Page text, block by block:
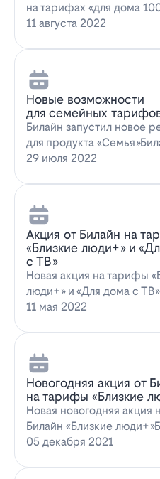
на тарифах «для дома
дома 100 с…
11 августа 2022
Новые возможности
для семейных
Билайн запустил новое
для продукта
объявил о запуске новых
29 июля 2022
Акция от Билайн на
«Близкие люди+» и
с ТВ»
Новая акция на тарифы
люди+» и «Для дома с
предлагает выг…
11 мая 2022
Новогодняя акция от
на тарифы «Близкие
Новая новогодняя акция
Билайн «Близкие
предлагает новогоднее
05 декабря 2021